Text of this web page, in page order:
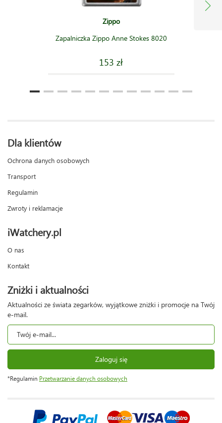
Zippo
Zapalniczka Zippo Anne Stokes 8020
153 zł
Dla klientów
Ochrona danych osobowych
Transport
Regulamin
Zwroty i reklamacje
iWatchery.pl
O nas
Kontakt
Zniżki i aktualności
Aktualności ze świata zegarków, wyjątkowe zniżki i promocje na Twój
e-mail.
Zaloguj się
*Regulamin Przetwarzanie danych osobowych